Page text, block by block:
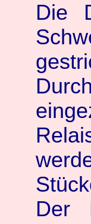
Die
Der